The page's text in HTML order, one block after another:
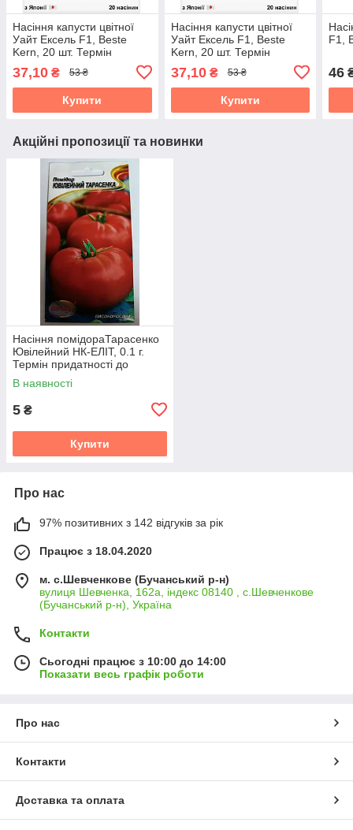
Насіння капусти цвітної
Уайт Ексель F1, Beste
Kern, 20 шт. Термін
придатності до 31.10.2026
37,10 ₴ 53 ₴
Купити
Насіння капусти цвітної
Уайт Ексель F1, Beste
Kern, 20 шт. Термін
придатності до 31.10.2026
37,10₴ 53 ₴
Купити
F1,
46
Акційні пропозиції та новинки
Насіння помідораТарасенко
Ювілейний НК-ЕЛІТ, 0.1 г.
Термін придатності до
31.10.2026
В наявності
5 ₴
Купити
Про нас
97% позитивних з 142 відгуків за рік
Працює з 18.04.2020
м. с.Шевченкове (Бучанський р-н)
вулиця Шевченка, 162а, індекс 08140 , с.Шевченкове
(Бучанський р-н), Україна
Контакти
Сьогодні працює з 10:00 до 14:00
Показати весь графік роботи
Про нас
Контакти
Доставка та оплата